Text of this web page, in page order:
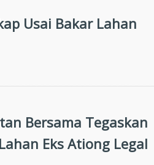
Usai Bakar Lahan
Bersama Tegaskan
Eks Ationg Legal